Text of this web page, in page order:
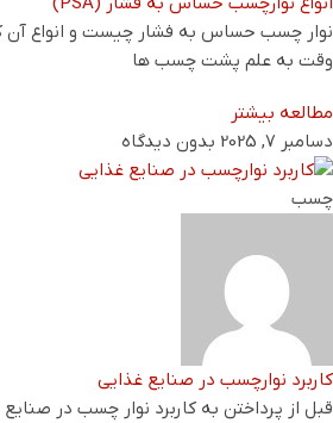
نوار چسب حساس به فشار چیست و انواع آن
وقت به علم پشت چسب ها
مطالعه بیشتر
دسامبر 7, 2025
بدون دیدگاه
چسب
کاربرد نوارچسب در صنایع غذایی
قبل از پرداختن به کاربرد نوار چسب در